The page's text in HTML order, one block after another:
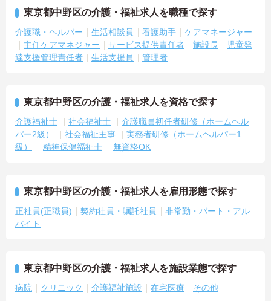
東京都中野区の介護・福祉求人を職種で探す
介護職・ヘルパー 生活相談員 看護助手
ケアマネージャー
主任ケアマネジャー
サービス提供責任者 施設長
児童発
達支援管理責任者
生活支援員 管理者
東京都中野区の介護・福祉求人を資格で探す
介護福祉士 社会福祉士
介護職員初任者研修（ホームヘル
パー2級）
社会福祉主事
実務者研修（ホームヘルパー1
級）
精神保健福祉士 無資格OK
東京都中野区の介護・福祉求人を雇用形態で探す
正社員(正職員) 契約社員・嘱託社員
非常勤・パート・アル
バイト
東京都中野区の介護・福祉求人を施設業態で探す
病院 クリニック 介護福祉施設 在宅医療 その他